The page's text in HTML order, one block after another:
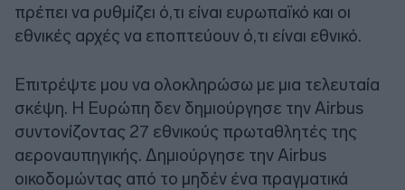
πρέπει να ρυθμίζει ό,τι είναι ευρωπαϊκό και οι
εθνικές αρχές να εποπτεύουν ό,τι είναι εθνικό.
Επιτρέψτε μου να ολοκληρώσω με μια τελευταία
σκέψη. Η Ευρώπη δεν δημιούργησε την Airbus
συντονίζοντας 27 εθνικούς πρωταθλητές της
αεροναυπηγικής. Δημιούργησε την Airbus
οικοδομώντας από το μηδέν ένα πραγματικά